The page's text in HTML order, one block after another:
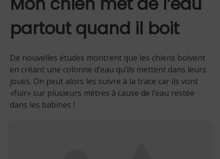
partout quand il boit
De nouvelles études montrent que les chiens boivent
en créant une colonne d’eau qu’ils mettent dans leurs
joues. On peut alors les suivre à la trace car ils vont
«fuir» sur plusieurs mètres à cause de l’eau restée
dans les babines !